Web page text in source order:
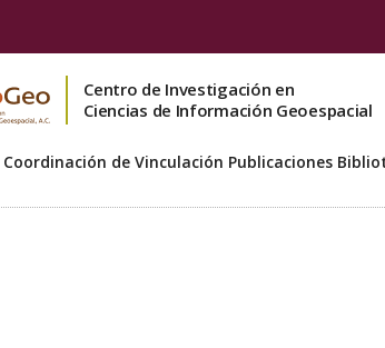
Centro de Investigación en
Ciencias de Información Geoespacial
Coordinación de Vinculación Publicaciones